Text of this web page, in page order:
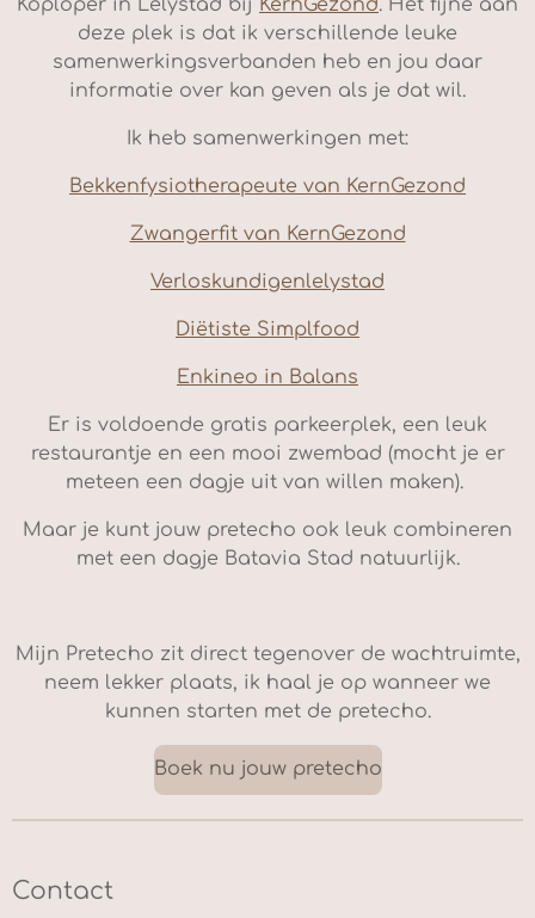
Koploper in Lelystad bij KernGezond. Het fijne aan
deze plek is dat ik verschillende leuke
samenwerkingsverbanden heb en jou daar
informatie over kan geven als je dat wil.
Ik heb samenwerkingen met:
Bekkenfysiotherapeute van KernGezond
Zwangerfit van KernGezond
Verloskundigenlelystad
Diëtiste Simplfood
Enkineo in Balans
Er is voldoende gratis parkeerplek, een leuk
restaurantje en een mooi zwembad (mocht je er
meteen een dagje uit van willen maken).
Maar je kunt jouw pretecho ook leuk combineren
met een dagje Batavia Stad natuurlijk.
Mijn Pretecho zit direct tegenover de wachtruimte,
neem lekker plaats, ik haal je op wanneer we
kunnen starten met de pretecho.
Boek nu jouw pretecho
Contact